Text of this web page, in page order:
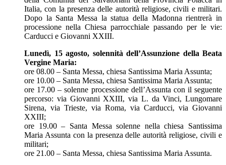
Italia, con la presenza delle autorità religiose, civili e militari.
Dopo la Santa Messa la statua della Madonna rientrerà in
processione nella Chiesa parrocchiale passando per le vie:
Carducci e Giovanni XXIII.
Lunedì, 15 agosto, solennità dell’Assunzione della Beata
Vergine Maria:
ore 08.00 – Santa Messa, chiesa Santissima Maria Assunta;
ore 10.00 – Santa Messa, chiesa Santissima Maria Assunta;
ore 17.00 – solenne processione dell’Assunta con il seguente
percorso: via Giovanni XXIII, via L. da Vinci, Lungomare
Sirena, via Trieste, via Roma, via Carducci, via Giovanni
XXIII;
ore 19.00 – Santa Messa solenne nella chiesa Santissima
Maria Assunta con la presenza delle autorità religiose, civili e
militari;
ore 21.00 – Santa Messa, chiesa Santissima Maria Assunta.